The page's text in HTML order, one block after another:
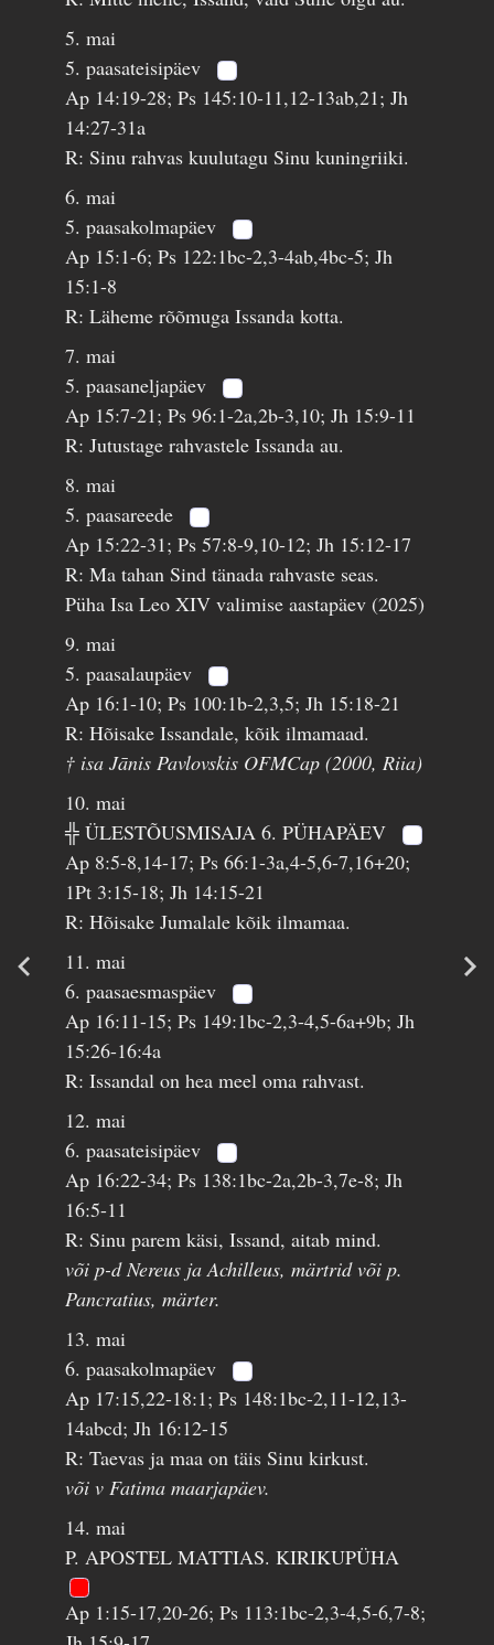
5. mai
5. paasateisipäev
Ap 14:19-28; Ps 145:10-11,12-13ab,21; Jh
14:27-31a
R: Sinu rahvas kuulutagu Sinu kuningriiki.
6. mai
5. paasakolmapäev
Ap 15:1-6; Ps 122:1bc-2,3-4ab,4bc-5; Jh
15:1-8
R: Läheme rõõmuga Issanda kotta.
7. mai
5. paasaneljapäev
Ap 15:7-21; Ps 96:1-2a,2b-3,10; Jh 15:9-11
R: Jutustage rahvastele Issanda au.
8. mai
5. paasareede
Ap 15:22-31; Ps 57:8-9,10-12; Jh 15:12-17
R: Ma tahan Sind tänada rahvaste seas.
Püha Isa Leo XIV valimise aastapäev (2025)
9. mai
5. paasalaupäev
Ap 16:1-10; Ps 100:1b-2,3,5; Jh 15:18-21
R: Hõisake Issandale, kõik ilmamaad.
† isa Jānis Pavlovskis OFMCap (2000, Riia)
10. mai
╬ ÜLESTÕUSMISAJA 6. PÜHAPÄEV
Ap 8:5-8,14-17; Ps 66:1-3a,4-5,6-7,16+20;
1Pt 3:15-18; Jh 14:15-21
R: Hõisake Jumalale kõik ilmamaa.
11. mai
6. paasaesmaspäev
Ap 16:11-15; Ps 149:1bc-2,3-4,5-6a+9b; Jh
15:26-16:4a
R: Issandal on hea meel oma rahvast.
12. mai
6. paasateisipäev
Ap 16:22-34; Ps 138:1bc-2a,2b-3,7e-8; Jh
16:5-11
R: Sinu parem käsi, Issand, aitab mind.
või p-d Nereus ja Achilleus, märtrid või p.
Pancratius, märter.
13. mai
6. paasakolmapäev
Ap 17:15,22-18:1; Ps 148:1bc-2,11-12,13-
14abcd; Jh 16:12-15
R: Taevas ja maa on täis Sinu kirkust.
või v Fatima maarjapäev.
14. mai
P. APOSTEL MATTIAS. KIRIKUPÜHA
Ap 1:15-17,20-26; Ps 113:1bc-2,3-4,5-6,7-8;